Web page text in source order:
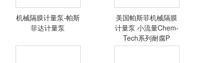
<查看详情> <查看详情>
机械隔膜计量泵-帕斯
菲达计量泵
美国帕斯菲机械隔膜
计量泵 小流量Chem-
Tech系列耐腐P